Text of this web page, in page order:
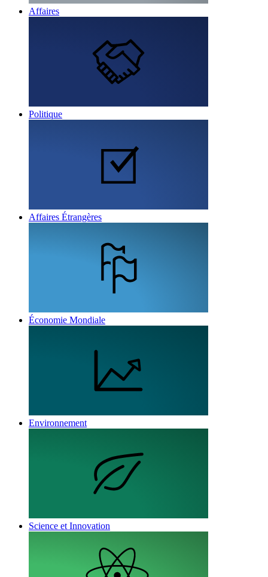
Affaires
Politique
Affaires Étrangères
Économie Mondiale
Environnement
Science et Innovation